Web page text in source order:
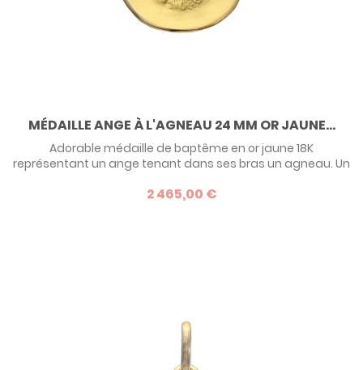
MÉDAILLE ANGE À L'AGNEAU 24 MM OR JAUNE...
Adorable médaille de baptême en or jaune 18K
représentant un ange tenant dans ses bras un agneau. Un
2 465,00 €